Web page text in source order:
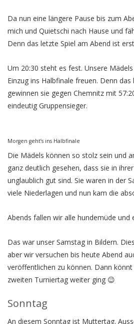
Da nun eine längere Pause bis zum
mich und Quietschi nach Hause und
Denn das letzte Spiel am Abend ist
Um 20:30 steht es fest. Unsere
Einzug ins Halbfinale freuen. Denn
gewinnen sie gegen Chemnitz mit
eindeutig Gruppensieger.
Morgen geht’s ins Halbfinale
Die Mädels können so stolz sein und
ganz deutlich gesehen, dass sie in
unglaublich gut sind. Sie waren in der
viele Niederlagen und nun kam die
Abends fallen wir alle hundemüde und
Das war unser Samstag in Bildern.
aber wir versuchen bis heute Abend
veröffentlichen zu können. Dann
zweiten Turniertag weiter ging 😉
Sonntag
An diesem Sonntag ist Muttertag.